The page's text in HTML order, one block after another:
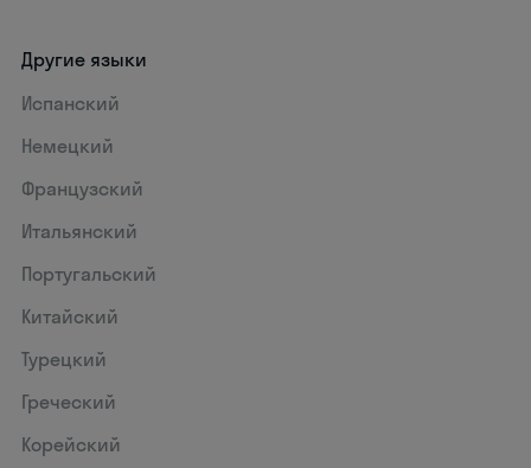
Другие языки
Испанский
Немецкий
Французский
Итальянский
Португальский
Китайский
Турецкий
Греческий
Корейский